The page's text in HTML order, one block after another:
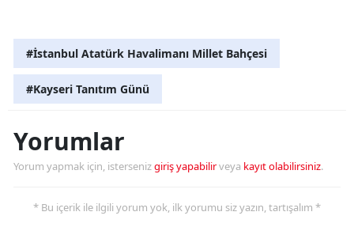
#İstanbul Atatürk Havalimanı Millet Bahçesi
#Kayseri Tanıtım Günü
Yorumlar
Yorum yapmak için, istersenizgiriş yapabilirveya kayıt olabilirsiniz.
* Bu içerik ile ilgili yorum yok, ilk yorumu siz yazın, tartışalım *